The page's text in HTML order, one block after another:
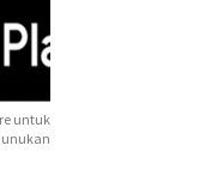
untuk